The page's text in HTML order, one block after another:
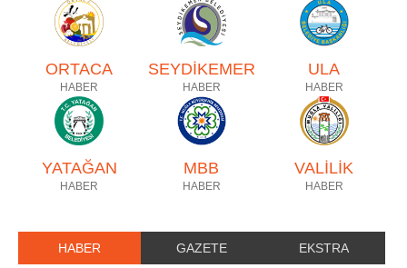
ORTACA
HABER
SEYDİKEMER
HABER
ULA
HABER
YATAĞAN
HABER
MBB
HABER
VALİLİK
HABER
HABER GAZETE EKSTRA